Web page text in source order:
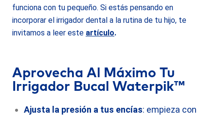
funciona con tu pequeño. Si estás pensando en
incorporar el irrigador dental a la rutina de tu hijo, te
invitamos a leer este artículo.
Aprovecha Al Máximo Tu
Irrigador Bucal Waterpik™
Ajusta la presión a tus encías: empieza con